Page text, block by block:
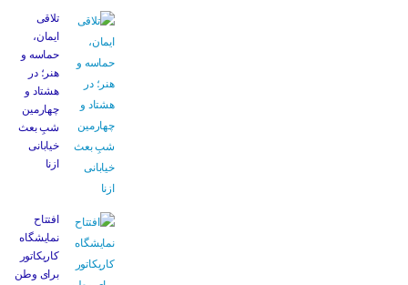
تلاقی
ایمان،
حماسه و
هنر؛ در
هشتاد و
چهارمین
شبِ بعث
خیابانی
ازنا
افتتاح
نمایشگاه
کاریکاتور
برای وطن